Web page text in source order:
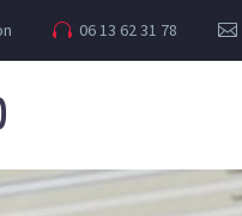
06 13 62 31 78